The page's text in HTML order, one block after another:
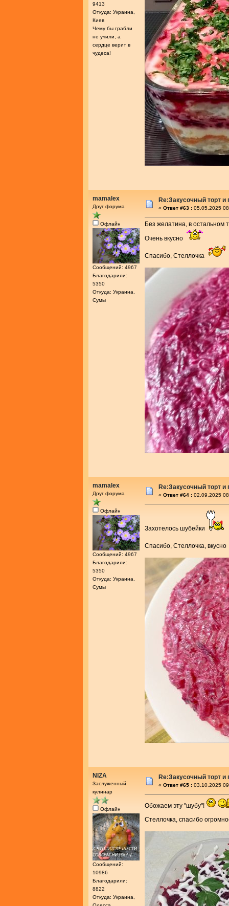
9413
Откуда: Украина,
Киев
Чему бы грабли
не учили, а
сердце верит в
чудеса!
mamalex
Друг форума
Офлайн
Сообщений: 4967
Благодарили:
5350
Откуда: Украина,
Сумы
Re:Закусочный торт
« Ответ #63 : 05.05.2025
Без желатина, в остальном
Очень вкусно
Спасибо, Стеллочка
mamalex
Друг форума
Офлайн
Сообщений: 4967
Благодарили:
5350
Откуда: Украина,
Сумы
Re:Закусочный торт
« Ответ #64 : 02.09.2025
Захотелось шубейки
Спасибо, Стеллочка, вкусно
NIZA
Заслуженный
кулинар
Офлайн
Сообщений:
10986
Благодарили:
8822
Откуда: Украина,
Re:Закусочный торт
« Ответ #65 : 03.10.2025
Обожаем эту "шубу"!
Стеллочка, спасибо